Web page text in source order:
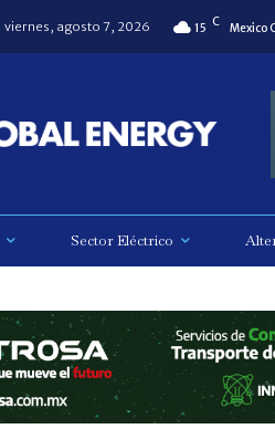
viernes, agosto 7, 2026 15 C Mexico
Sector Eléctrico